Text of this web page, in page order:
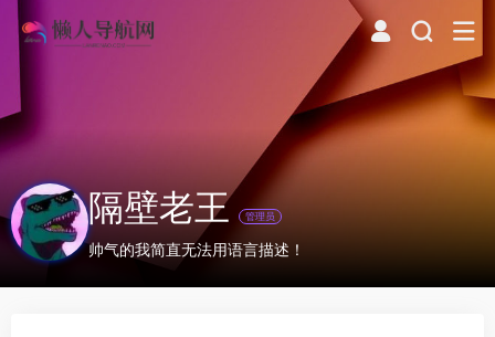
隔壁老王 管理员
帅气的我简直无法用语言描述！